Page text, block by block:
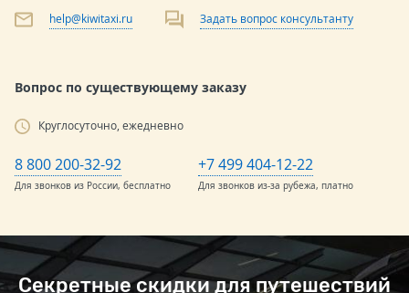
help@kiwitaxi.ru Задать вопрос консультанту
Вопрос по существующему заказу
Круглосуточно, ежедневно
8 800 200-32-92
Для звонков из России, бесплатно
+7 499 404-12-22
Для звонков из-за рубежа, платно
Секретные скидки для путешествий